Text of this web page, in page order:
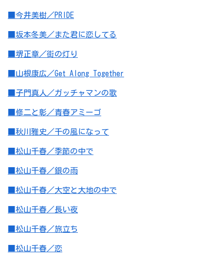
■今井美樹／PRIDE
■坂本冬美／また君に恋してる
■堺正章／街の灯り
■山根康広／Get Along Together
■子門真人／ガッチャマンの歌
■修二と彰／青春アミーゴ
■秋川雅史／千の風になって
■松山千春／季節の中で
■松山千春／銀の雨
■松山千春／大空と大地の中で
■松山千春／長い夜
■松山千春／旅立ち
■松山千春／恋